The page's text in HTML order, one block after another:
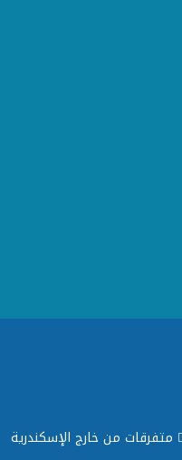
متفرقات من خارج الإسكندرية